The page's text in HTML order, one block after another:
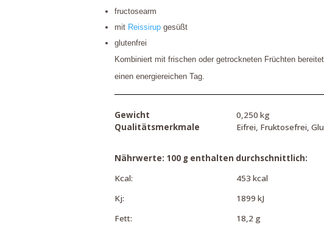
fructosearm
mit Reissirup gesüßt
glutenfrei
Kombiniert mit frischen oder getrockneten Früchten
einen energiereichen Tag.
Gewicht
0,250 kg
Qualitätsmerkmale
Eifrei, Fruktosefrei,
Nährwerte: 100 g enthalten durchschnittlich:
Kcal:
453 kcal
Kj:
1899 kJ
Fett:
18,2 g